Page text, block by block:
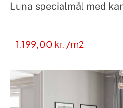
Luna specialmål med
1.199,00 kr. /m2